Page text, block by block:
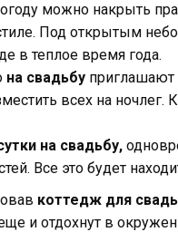
можно накрыть
Под открытым
в теплое время года.
на свадьбу приглашают
всех на
на свадьбу,
Все это будет
коттедж для
и отдохнут в